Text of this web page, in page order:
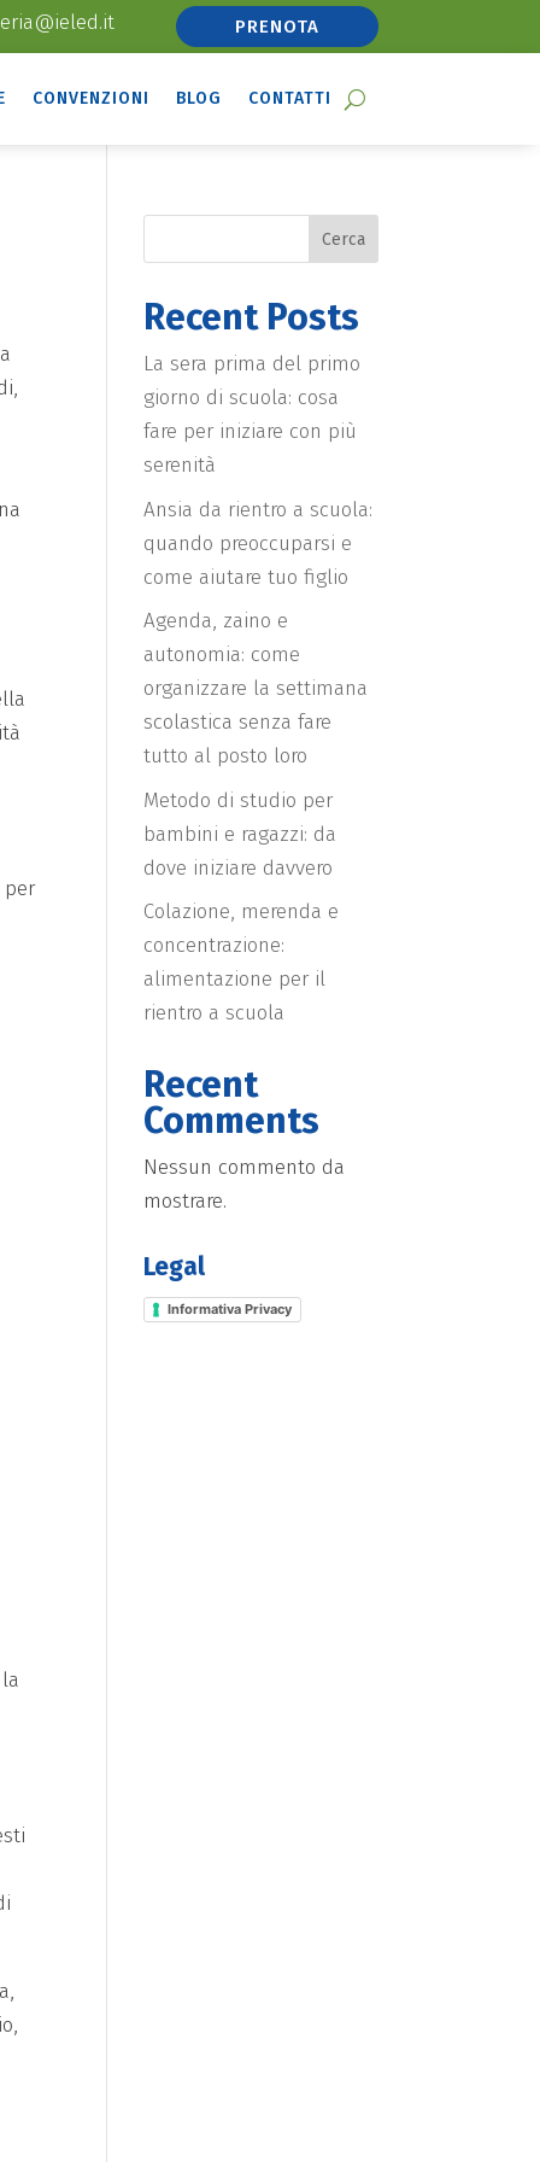
PRENOTA
CONVENZIONI BLOG CONTATTI
per
Cerca
Recent Posts
La sera prima del primo
giorno di scuola: cosa
fare per iniziare con più
serenità
Ansia da rientro a scuola:
quando preoccuparsi e
come aiutare tuo figlio
Agenda, zaino e
autonomia: come
organizzare la settimana
scolastica senza fare
tutto al posto loro
Metodo di studio per
bambini e ragazzi: da
dove iniziare davvero
Colazione, merenda e
concentrazione:
alimentazione per il
rientro a scuola
Recent
Comments
Nessun commento da
mostrare.
Legal
Informativa Privacy